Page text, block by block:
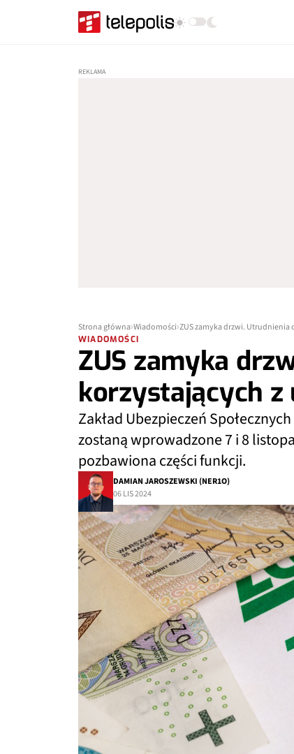
Strona główna Wiadomości ZUS zamyka drzwi. Utrudnienia
WIADOMOŚCI
ZUS zamyka
korzystających z
Zakład Ubezpieczeń
zostaną wprowadzone 7 i 8
pozbawiona części funkcji.
DAMIAN JAROSZEWSKI (NER1O)
06 LIS 2024